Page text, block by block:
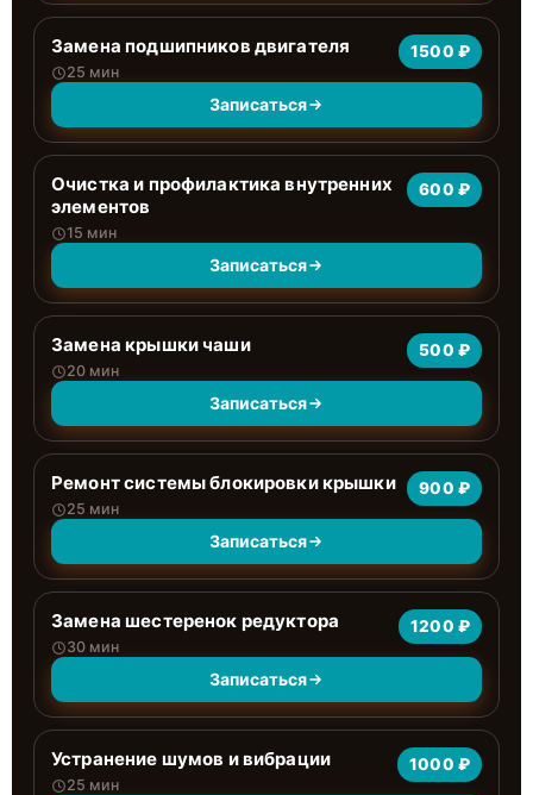
Замена подшипников двигателя
25 мин
1500 ₽
Записаться
Очистка и профилактика внутренних
элементов
15 мин
600 ₽
Записаться
Замена крышки чаши
20 мин
500 ₽
Записаться
Ремонт системы блокировки крышки
25 мин
900 ₽
Записаться
Замена шестеренок редуктора
30 мин
1200 ₽
Записаться
Устранение шумов и вибрации
25 мин
1000 ₽